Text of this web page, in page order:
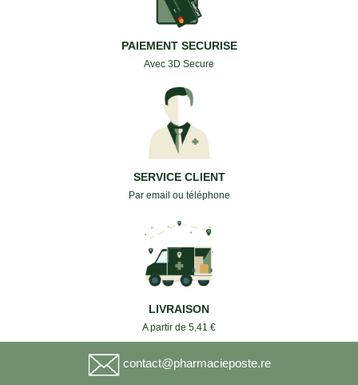
PAIEMENT SECURISE
Avec 3D Secure
SERVICE CLIENT
Par email ou téléphone
LIVRAISON
A partir de 5,41 €
contact@pharmacieposte.re